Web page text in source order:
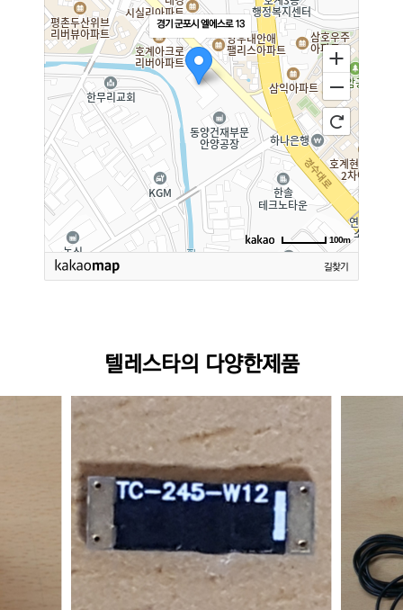
경기 군포시 엘에스로 13
100m
길찾기
텔레스타의 다양한제품